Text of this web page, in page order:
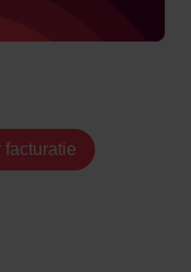
facturatie